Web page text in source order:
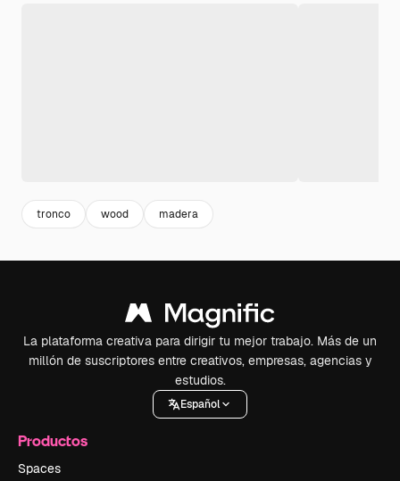
tronco wood madera
La plataforma creativa para dirigir tu mejor trabajo. Más de un
millón de suscriptores entre creativos, empresas, agencias y
estudios.
Español
Productos
Spaces